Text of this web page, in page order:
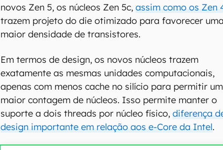
novos Zen 5, os núcleos Zen 5c,assim como os Zen
trazem projeto do die otimizado para favorecer uma
maior densidade de transistores.
Em termos de design, os novos núcleos trazem
exatamente as mesmas unidades computacionais,
apenas com menos cache no silício para permitir
maior contagem de núcleos. Isso permite manter o
suporte a dois threads por núcleo físico,diferença
design importante em relação aos e-Core da Intel.